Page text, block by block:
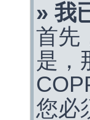
» 我
首先
是，
您必